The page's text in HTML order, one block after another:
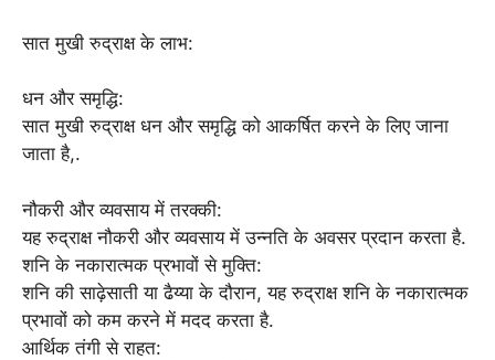
was:
is:
सात मुखी रुद्राक्ष के लाभ:
धन और समृद्धि:
सात मुखी रुद्राक्ष धन और समृद्धि को आकर्षित करने के लिए जाना
जाता है,.
नौकरी और व्यवसाय में तरक्की:
यह रुद्राक्ष नौकरी और व्यवसाय में उन्नति के अवसर प्रदान करता है.
शनि के नकारात्मक प्रभावों से मुक्ति:
शनि की साढ़ेसाती या ढैय्या के दौरान, यह रुद्राक्ष शनि के नकारात्मक
प्रभावों को कम करने में मदद करता है.
आर्थिक तंगी से राहत: